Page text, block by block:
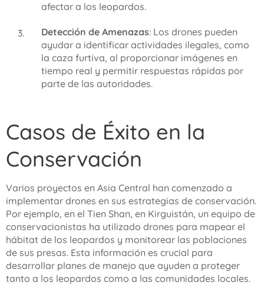
afectar a los leopardos.
Detección de Amenazas: Los drones pueden
ayudar a identificar actividades ilegales, como
la caza furtiva, al proporcionar imágenes en
tiempo real y permitir respuestas rápidas por
parte de las autoridades.
Casos de Éxito en la
Conservación
Varios proyectos en Asia Central han comenzado a
implementar drones en sus estrategias de conservación.
Por ejemplo, en el Tien Shan, en Kirguistán, un equipo de
conservacionistas ha utilizado drones para mapear el
hábitat de los leopardos y monitorear las poblaciones
de sus presas. Esta información es crucial para
desarrollar planes de manejo que ayuden a proteger
tanto a los leopardos como a las comunidades locales.